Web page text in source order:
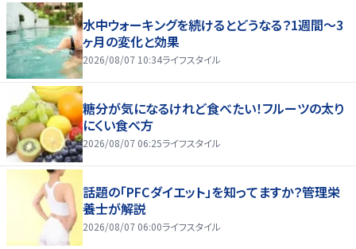
水中ウォーキングを続けるとどうなる？1週間～3
ヶ月の変化と効果
2026/08/07 10:34ライフスタイル
糖分が気になるけれど食べたい！フルーツの太り
にくい食べ方
2026/08/07 06:25ライフスタイル
話題の「PFCダイエット」を知ってますか？管理栄
養士が解説
2026/08/07 06:00ライフスタイル